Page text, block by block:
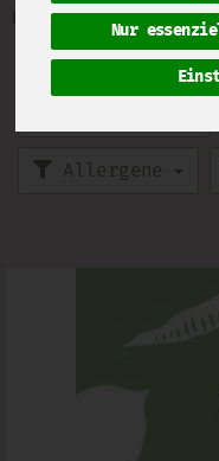
Nur
Bezeichnung Preis
Allergene